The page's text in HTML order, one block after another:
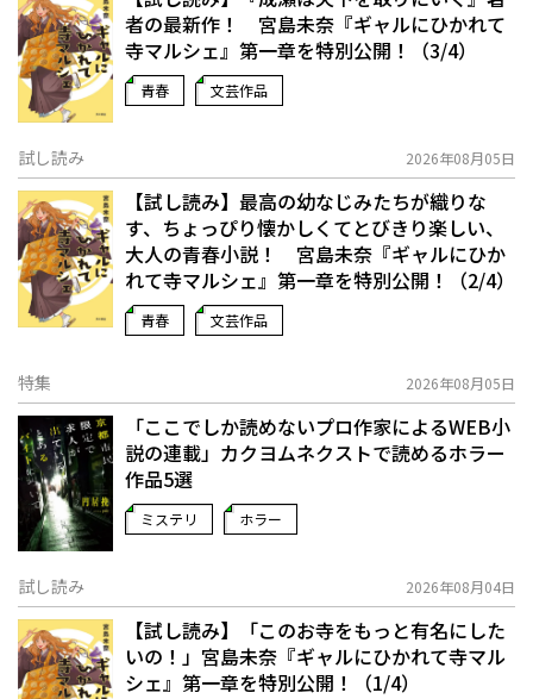
者の最新作！ 宮島未奈『ギャルにひかれて
寺マルシェ』第一章を特別公開！（3/4）
青春 文芸作品
試し読み 2026年08月05日
【試し読み】最高の幼なじみたちが織りな
す、ちょっぴり懐かしくてとびきり楽しい、
大人の青春小説！ 宮島未奈『ギャルにひか
れて寺マルシェ』第一章を特別公開！（2/4）
青春 文芸作品
特集 2026年08月05日
「ここでしか読めないプロ作家によるWEB小
説の連載」――カクヨムネクストで読めるホラー
作品5選
ミステリ ホラー
試し読み 2026年08月04日
【試し読み】「このお寺をもっと有名にした
いの！」宮島未奈『ギャルにひかれて寺マル
シェ』第一章を特別公開！（1/4）